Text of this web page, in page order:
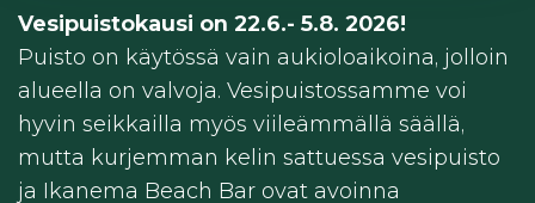
Vesipuistokausi on 22.6.- 5.8. 2026!
Puisto on käytössä vain aukioloaikoina, jolloin
alueella on valvoja. Vesipuistossamme voi
hyvin seikkailla myös viileämmällä säällä,
mutta kurjemman kelin sattuessa vesipuisto
ja Ikanema Beach Bar ovat avoinna